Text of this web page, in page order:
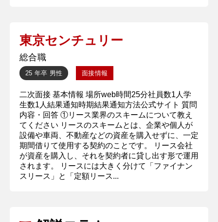
東京センチュリー
総合職
25 年卒 男性 面接情報
二次面接 基本情報 場所web時間25分社員数1人学
生数1人結果通知時期結果通知方法公式サイト 質問
内容・回答 ①リース業界のスキームについて教え
てください リースのスキームとは、企業や個人が
設備や車両、不動産などの資産を購入せずに、一定
期間借りて使用する契約のことです。 リース会社
が資産を購入し、それを契約者に貸し出す形で運用
されます。 リースには大きく分けて「ファイナン
スリース」と「定額リース...